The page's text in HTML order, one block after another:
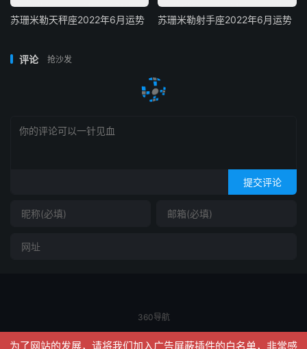
苏珊米勒天秤座2022年6月运势 苏珊米勒射手座2022年6月运势
评论 抢沙发
提交评论
360导航
© 2026信聚合 网站地图
为了网站的发展，请将我们加入广告屏蔽插件的白名单，非常感